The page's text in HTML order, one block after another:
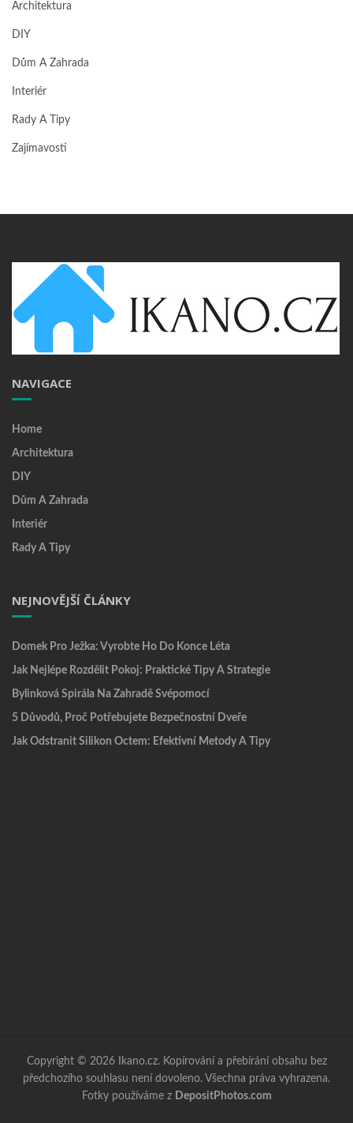
Architektura
DIY
Dům A Zahrada
Interiér
Rady A Tipy
Zajímavosti
NAVIGACE
Home
Architektura
DIY
Dům A Zahrada
Interiér
Rady A Tipy
NEJNOVĚJŠÍ ČLÁNKY
Domek Pro Ježka: Vyrobte Ho Do Konce Léta
Jak Nejlépe Rozdělit Pokoj: Praktické Tipy A Strategie
Bylinková Spirála Na Zahradě Svépomocí
5 Důvodů, Proč Potřebujete Bezpečnostní Dveře
Jak Odstranit Silikon Octem: Efektivní Metody A Tipy
Copyright © 2026 Ikano.cz. Kopírování a přebírání obsahu bez
předchozího souhlasu není dovoleno. Všechna práva vyhrazena.
Fotky používáme z DepositPhotos.com